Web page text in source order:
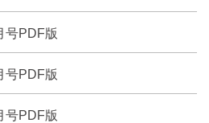
号PDF版
号PDF版
号PDF版